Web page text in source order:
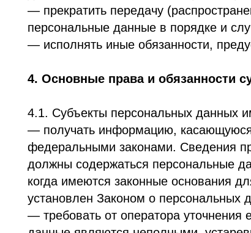
— требовать от оператора уточнения его
данные являются неполными,
цели обработки, а также принимать
работ и услуг;
персональных данных;
— обжаловать в уполномоченный орган
действия или бездействие Оператора при
— на осуществление иных прав,
4.2. Субъекты персональных данных
— предоставлять Оператору достоверные
— сообщать Оператору об уточнении